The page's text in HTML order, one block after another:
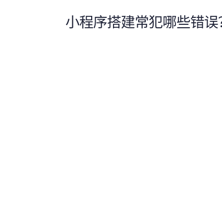
小程序搭建常犯哪些错误